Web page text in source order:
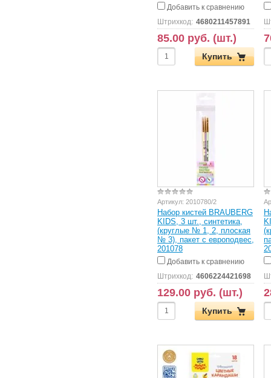
Добавить к сравнению
Штрихкод: 4680211457891
85.00 руб. (шт.)
Купить
Артикул: 2010780/2
Набор кистей BRAUBERG
KIDS, 3 шт., синтетика,
(круглые № 1, 2, плоская
№ 3), пакет с европодвес,
201078
Добавить к сравнению
Штрихкод: 4606224421698
129.00 руб. (шт.)
Купить